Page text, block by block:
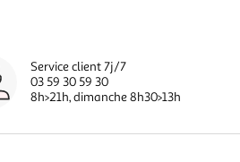
Service client 7j/7
03 59 30 59 30
8h>21h, dimanche 8h30>13h